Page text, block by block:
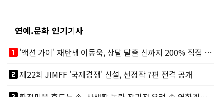
연예.문화 인기기사
looks_one
'액션 가이' 재탄생 이동욱, 상탈 탈출 신까지 200% 직접 소화
looks_two제22회 JIMFF '국제경쟁' 신설, 선정작 7편 전격 공개